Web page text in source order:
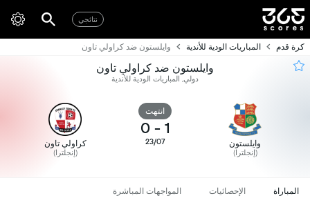
نتائجي
كرة قدم المباريات الودية للأندية وايلستون ضد كراولي تاون
وايلستون ضد كراولي تاون
دولي, المباريات الودية للأندية
وايلستون
(إنجلترا)
انتهت
1
-
0
23/07 كراولي تاون
(إنجلترا)
المباراة الإحصائيات المواجهات المباشرة